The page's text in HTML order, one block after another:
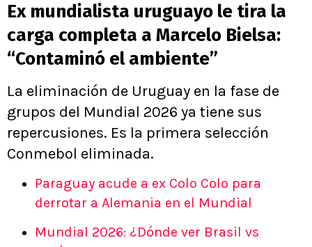
Ex mundialista uruguayo le tira la
carga completa a Marcelo Bielsa:
“Contaminó el ambiente”
La eliminación de Uruguay en la fase de
grupos del Mundial 2026 ya tiene sus
repercusiones. Es la primera selección
Conmebol eliminada.
Paraguay acude a ex Colo Colo para
derrotar a Alemania en el Mundial
Mundial 2026: ¿Dónde ver Brasil vs